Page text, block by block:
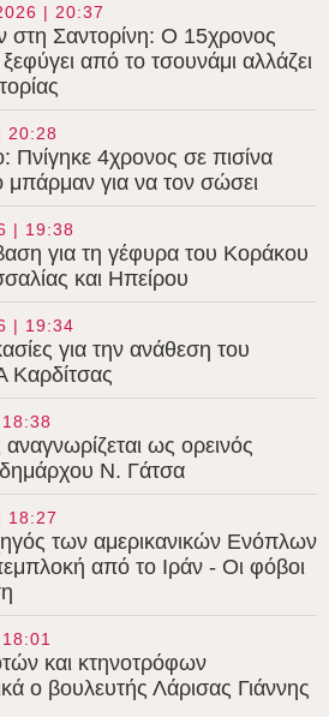
| 20:37
στη Σαντορίνη: Ο 15χρονος
από το τσουνάμι αλλάζει
20:28
4χρονος σε πισίνα
για να τον σώσει
| 19:38
για τη γέφυρα του Κοράκου
και Ηπείρου
| 19:34
για την ανάθεση του
Καρδίτσας
ως ορεινός
Ν. Γάτσα
18:27
των αμερικανικών Ενόπλων
από το Ιράν - Οι φόβοι
και κτηνοτρόφων
ο βουλευτής Λάρισας Γιάννης